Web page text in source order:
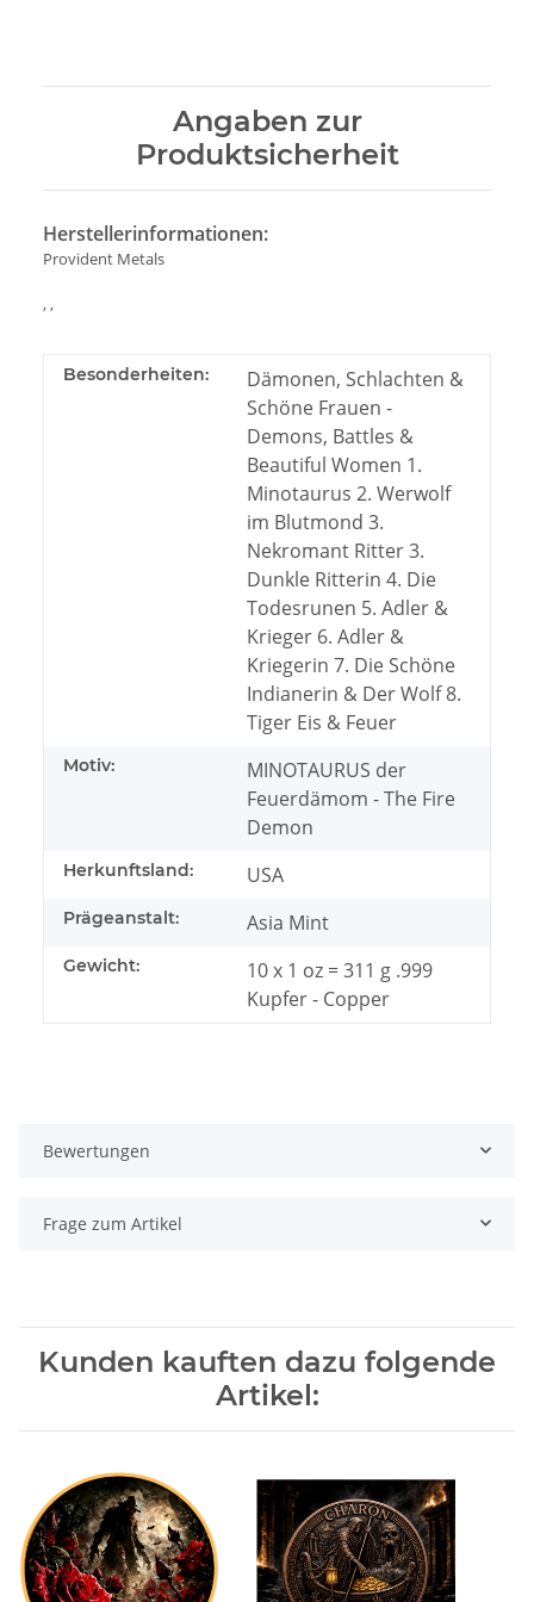
Angaben zur
Produktsicherheit
Herstellerinformationen:
Provident Metals
, ,
Besonderheiten:
Dämonen, Schlachten &
Schöne Frauen -
Demons, Battles &
Beautiful Women 1.
Minotaurus 2. Werwolf
im Blutmond 3.
Nekromant Ritter 3.
Dunkle Ritterin 4. Die
Todesrunen 5. Adler &
Krieger 6. Adler &
Kriegerin 7. Die Schöne
Indianerin & Der Wolf 8.
Tiger Eis & Feuer
Motiv:
MINOTAURUS der
Feuerdämom - The Fire
Demon
Herkunftsland: USA
Prägeanstalt: Asia Mint
Gewicht:
10 x 1 oz = 311 g .999
Kupfer - Copper
Bewertungen
Frage zum Artikel
Kunden kauften dazu folgende
Artikel: